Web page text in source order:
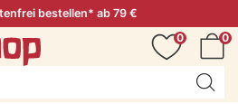
bestellen* ab 79 €
0
0